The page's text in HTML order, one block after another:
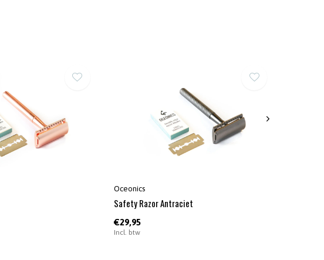
Oceonics
Safety Razor Antraciet
€29,95
Incl. btw